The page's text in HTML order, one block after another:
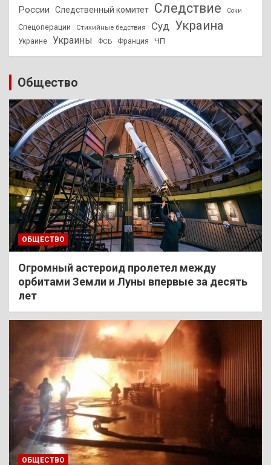
России
Следственный комитет Следствие Сочи
Спецоперации Стихийные бедствия Суд Украина
Украине Украины ФСБ Франция ЧП
Общество
ОБЩЕСТВО
Огромный астероид пролетел между
орбитами Земли и Луны впервые за десять
лет
ОБЩЕСТВО